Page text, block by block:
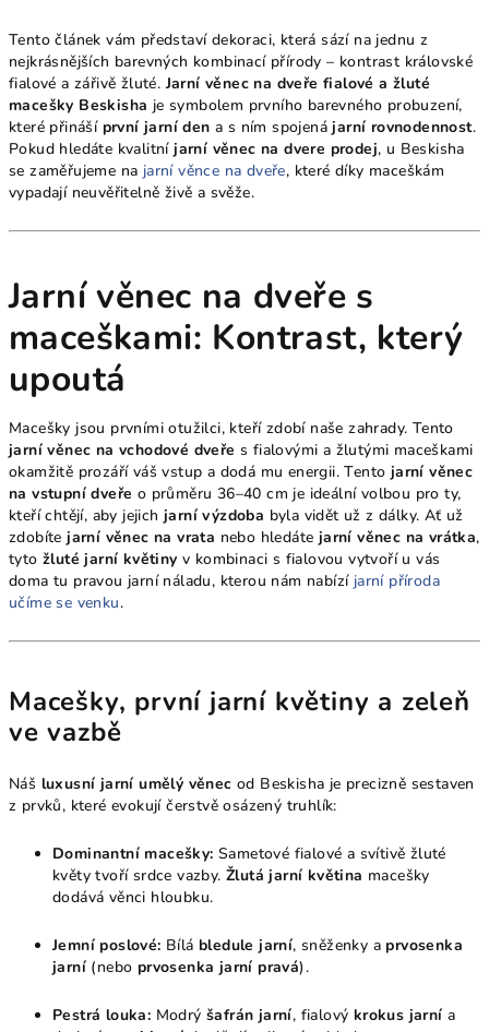
Tento článek vám představí dekoraci, která sází na jednu z
nejkrásnějších barevných kombinací přírody – kontrast královské
fialové a zářivě žluté.Jarní věnec na dveře fialové a žluté
macešky Beskisha je symbolem prvního barevného probuzení,
které přináší první jarní den a s ním spojenájarní rovnodennost.
Pokud hledáte kvalitníjarní věnec na dvere prodej, u Beskisha
se zaměřujeme na jarní věnce na dveře, které díky maceškám
vypadají neuvěřitelně živě a svěže.
Jarní věnec na dveře s
maceškami: Kontrast, který
upoutá
Macešky jsou prvními otužilci, kteří zdobí naše zahrady. Tento
jarní věnec na vchodové dveře s fialovými a žlutými maceškami
okamžitě prozáří váš vstup a dodá mu energii. Tento jarní věnec
na vstupní dveře o průměru 36–40 cm je ideální volbou pro ty,
kteří chtějí, aby jejichjarní výzdoba byla vidět už z dálky. Ať už
zdobítejarní věnec na vrata nebo hledáte jarní věnec na vrátka,
tyto žluté jarní květiny v kombinaci s fialovou vytvoří u vás
doma tu pravou jarní náladu, kterou nám nabízí jarní příroda
učíme se venku.
Macešky, první jarní květiny a zeleň
ve vazbě
Náš luxusní jarní umělý věnec od Beskisha je precizně sestaven
z prvků, které evokují čerstvě osázený truhlík:
Dominantní macešky: Sametové fialové a svítivě žluté
květy tvoří srdce vazby. Žlutá jarní květina macešky
dodává věnci hloubku.
Jemní poslové: Bílá bledule jarní, sněženky a prvosenka
jarní (nebo prvosenka jarní pravá).
Pestrá louka: Modrýšafrán jarní, fialový krokus jarní a